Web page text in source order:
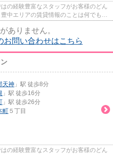
の経験豊富なスタッフがお客様のどん
中エリアの賃貸情報のことは何でもお
ありません。
お問い合わせはこちら
天神 」駅 徒歩8分
」駅 徒歩16分
」駅 徒歩26分
町 ５丁目
の経験豊富なスタッフがお客様のどん